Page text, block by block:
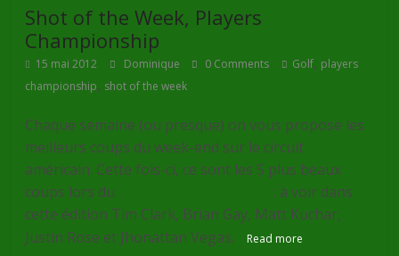
Shot of the Week, Players
Championship
15 mai 2012 Dominique 0 Comments Golf, players
championship, shot of the week
Chaque semaine (ou presque) on vous propose les
meilleurs coups du week-end sur le circuit
américain. Cette fois-ci, ce sont les 5 plus beaux
coups lors du
: à voir dans
cette édition Tim Clark, Brian Gay, Matt Kuchar,
Justin Rose et Jhonattan Vegas.
Read more